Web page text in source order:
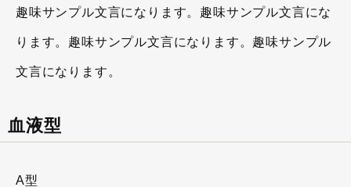
趣味サンプル文言になります。趣味サンプル文言にな
ります。趣味サンプル文言になります。趣味サンプル
文言になります。
血液型
A型